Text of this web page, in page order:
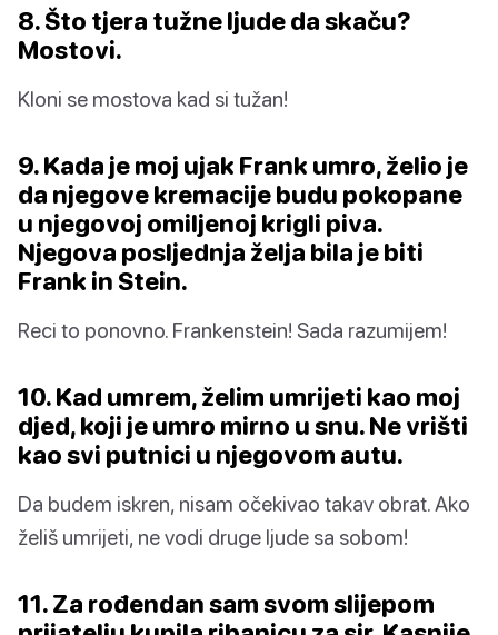
8. Što tjera tužne ljude da skaču?
Mostovi.
Kloni se mostova kad si tužan!
9. Kada je moj ujak Frank umro, želio je
da njegove kremacije budu pokopane
u njegovoj omiljenoj krigli piva.
Njegova posljednja želja bila je biti
Frank in Stein.
Reci to ponovno. Frankenstein! Sada razumijem!
10. Kad umrem, želim umrijeti kao moj
djed, koji je umro mirno u snu. Ne vrišti
kao svi putnici u njegovom autu.
Da budem iskren, nisam očekivao takav obrat. Ako
želiš umrijeti, ne vodi druge ljude sa sobom!
11. Za rođendan sam svom slijepom